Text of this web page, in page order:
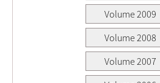
Volume 2009
Volume 2008
Volume 2007